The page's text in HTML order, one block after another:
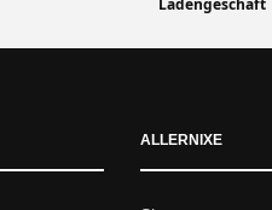
Ladengeschäft
ALLERNIXE